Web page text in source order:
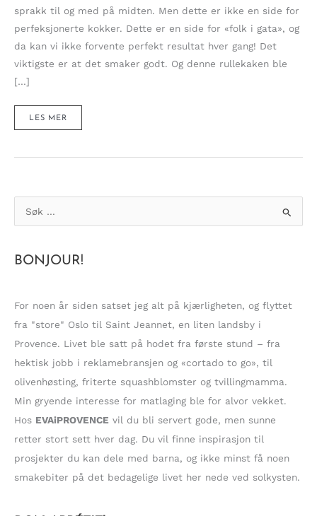
sprakk til og med på midten. Men dette er ikke en side for
perfeksjonerte kokker. Dette er en side for «folk i gata», og
da kan vi ikke forvente perfekt resultat hver gang! Det
viktigste er at det smaker godt. Og denne rullekaken ble
[…]
RULLEKAKE
GRESSKAR
PUMPKIN!
LES MER
ø
e
t
e
r
:
BONJOUR!
For noen år siden satset jeg alt på kjærligheten, og flyttet
fra "store" Oslo til Saint Jeannet, en liten landsby i
Provence. Livet ble satt på hodet fra første stund – fra
hektisk jobb i reklamebransjen og «cortado to go», til
olivenhøsting, friterte squashblomster og tvillingmamma.
Min gryende interesse for matlaging ble for alvor vekket.
Hos EVAiPROVENCE vil du bli servert gode, men sunne
retter stort sett hver dag. Du vil finne inspirasjon til
prosjekter du kan dele med barna, og ikke minst få noen
smakebiter på det bedagelige livet her nede ved solkysten.